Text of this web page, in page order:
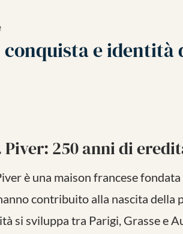
e identità
Piver: 250 anni di
è una maison francese
contribuito alla nascita
si sviluppa tra Parigi, Grasse e